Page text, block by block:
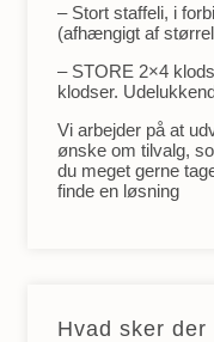
– Stort staffeli, i
(afhængigt af
– STORE 2×4
klodser.
Vi arbejder på at
ønske om tilvalg,
du meget gerne
finde en løsning
Hvad sker